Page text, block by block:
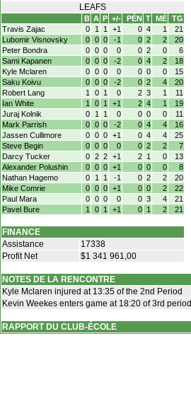
LEAFS
B A P +/- PÉN T MÉ TG
Travis Zajac
0 1 1 +1 0 4 1
21
Lubomir Visnovsky
0 0 0 -1 0 2 2
20
Peter Bondra
0 0 0 0 0 2 0
6
Sami Kapanen
0 0 0 -2 0 4 2
18
Kyle Mclaren
0 0 0 0 0 0 0
15
Saku Koivu
0 0 0 -2 0 2 4
20
Robert Lang
1 0 1 0 2 3 1
11
Ian White
1 0 1 +1 2 4 1
19
Juraj Kolnik
0 1 1 0 0 0 0
11
Mark Parrish
0 0 0 -2 0 4 4
16
Jassen Cullimore
0 0 0 +1 0 4 4
25
Steve Begin
0 0 0 0 0 2 2
7
Darcy Tucker
0 2 2 +1 2 1 0
13
Alexander Polushin
0 0 0 +1 0 0 0
8
Nathan Hagemo
0 1 1 -1 0 2 2
20
Mike Comrie
0 0 0 +1 0 0 2
22
Paul Mara
0 0 0 0 0 3 4
21
Pavel Bure
1 0 1 +1 0 1 2 21
FINANCE
Assistance
17338
Profit Net
$1 341 961,00
NOTES DE LA RENCONTRE
Kyle Mclaren injured at 13:35 of the 2nd Period
Kevin Weekes enters game at 18:20 of 3rd period
RAPPORT DU CLUB-ÉCOLE